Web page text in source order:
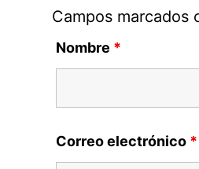
Campos marcados
Nombre *
Correo electrónico *